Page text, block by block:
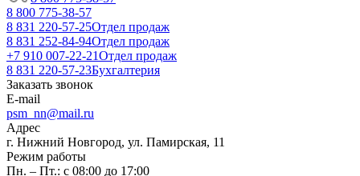
8 800 775-38-57
8 831 220-57-25Отдел продаж
8 831 252-84-94Отдел продаж
+7 910 007-22-21Отдел продаж
8 831 220-57-23Бухгалтерия
Заказать звонок
E-mail
psm_nn@mail.ru
Адрес
г. Нижний Новгород, ул. Памирская, 11
Режим работы
Пн. – Пт.: с 08:00 до 17:00